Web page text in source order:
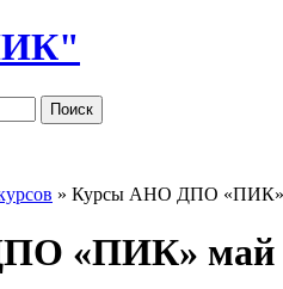
Поиск
» Курсы АНО ДПО «ПИК»
«ПИК» май